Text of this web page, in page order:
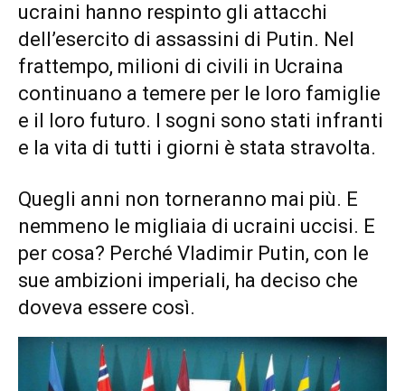
ucraini hanno respinto gli attacchi
dell’esercito di assassini di Putin. Nel
frattempo, milioni di civili in Ucraina
continuano a temere per le loro famiglie
e il loro futuro. I sogni sono stati infranti
e la vita di tutti i giorni è stata stravolta.
Quegli anni non torneranno mai più. E
nemmeno le migliaia di ucraini uccisi. E
per cosa? Perché Vladimir Putin, con le
sue ambizioni imperiali, ha deciso che
doveva essere così.